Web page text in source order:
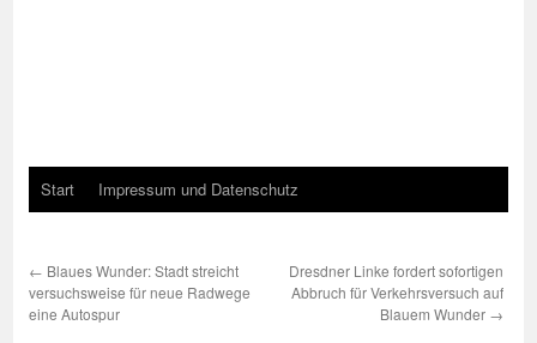
Start Impressum und Datenschutz
← Blaues Wunder: Stadt streicht
versuchsweise für neue Radwege
eine Autospur
Dresdner Linke fordert sofortigen
Abbruch für Verkehrsversuch auf
Blauem Wunder →